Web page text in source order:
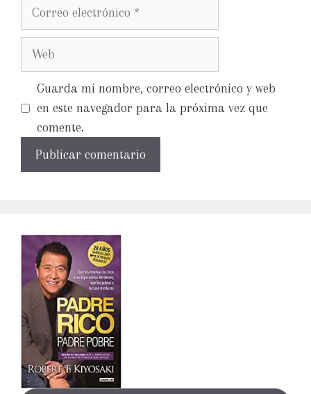
Guarda mi nombre, correo electrónico y web
en este navegador para la próxima vez que
comente.